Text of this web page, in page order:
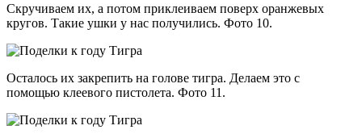
Скручиваем их, а потом приклеиваем поверх оранжевых
кругов. Такие ушки у нас получились. Фото 10.
Осталось их закрепить на голове тигра. Делаем это с
помощью клеевого пистолета. Фото 11.